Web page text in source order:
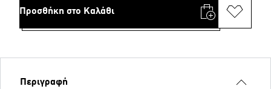
Προσθήκη στο Καλάθι
Περιγραφή